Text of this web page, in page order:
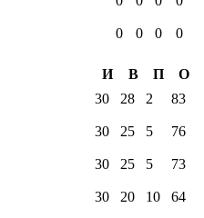
0 0 0
0
И В П
О
30 28 2 83
30 25 5 76
30 25 5 73
30 20 10 64